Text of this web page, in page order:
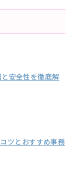
安全性を徹底解
ツとおすすめ事務